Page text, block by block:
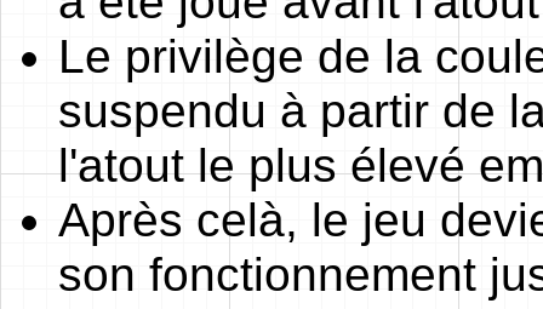
Le privilège de la
suspendu à partir de
l'atout le plus élevé
Après celà, le jeu
son fonctionnement